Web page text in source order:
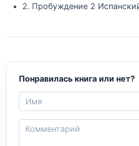
2. Пробуждение 2
Понравилась книга или нет?